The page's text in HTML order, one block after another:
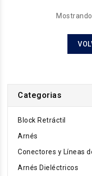
Categorias
Block Retráctil
Arnés
Conectores y Líneas
Arnés Dieléctricos